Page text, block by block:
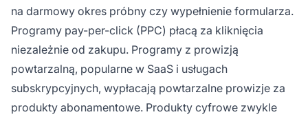
na darmowy okres próbny czy wypełnienie formularza.
Programy pay-per-click (PPC) płacą za kliknięcia
niezależnie od zakupu. Programy z prowizją
powtarzalną, popularne w SaaS i usługach
subskrypcyjnych, wypłacają powtarzalne prowizje za
produkty abonamentowe. Produkty cyfrowe zwykle